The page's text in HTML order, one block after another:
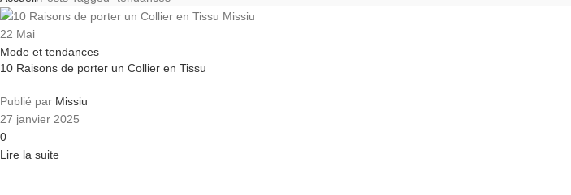
22 Mai
Mode et tendances
10 Raisons de porter un Collier en Tissu
Publié par Missiu
27 janvier 2025
0
Lire la suite